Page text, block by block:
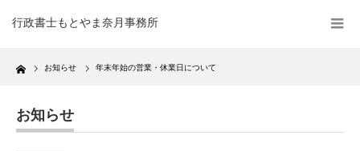
行政書士もとやま奈月事務所
Home お知らせ 年末年始の営業・休業日について
お知らせ